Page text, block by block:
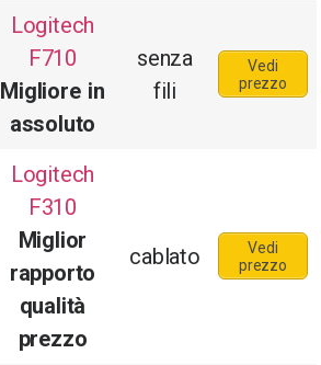
Logitech
F710
Migliore in
assoluto
senza
fili
Vedi
prezzo
Logitech
F310
Miglior
rapporto
qualità
prezzo
cablato
Vedi
prezzo